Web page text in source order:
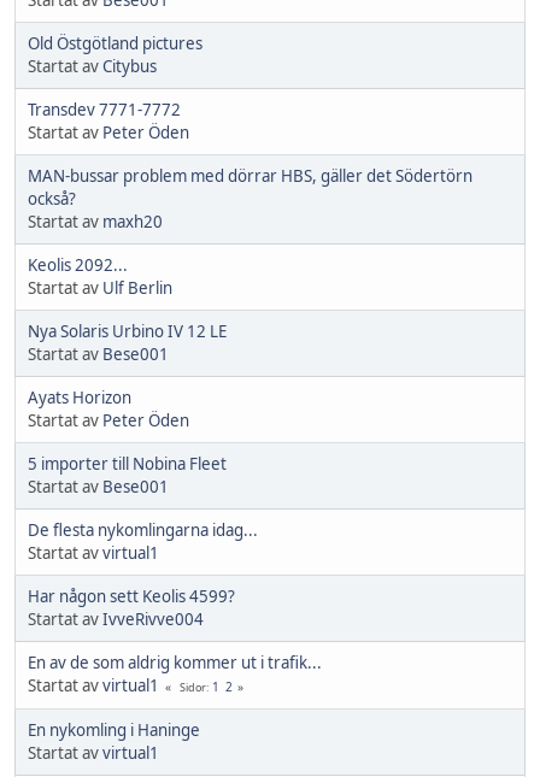
Old Östgötland pictures
Startat avCitybus
Transdev 7771-7772
Startat av Peter Öden
MAN-bussar problem med dörrar HBS, gäller det Södertörn
också?
Startat av maxh20
Keolis 2092...
Startat av Ulf Berlin
Nya Solaris Urbino IV 12 LE
Startat av Bese001
Ayats Horizon
Startat av Peter Öden
5 importer till Nobina Fleet
Startat av Bese001
De flesta nykomlingarna idag...
Startat avvirtual1
Har någon sett Keolis 4599?
Startat avIvveRivve004
En av de som aldrig kommer ut i trafik...
Startat avvirtual1 Sidor 1 2
En nykomling i Haninge
Startat avvirtual1